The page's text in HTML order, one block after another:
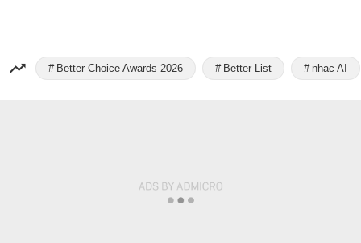
Better Choice Awards 2026 Better List nhạc AI